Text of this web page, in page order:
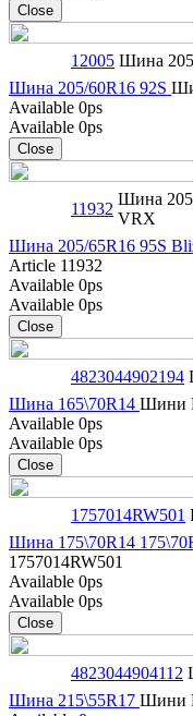
Close
12005 Шина
Шина 205/60R16 92S
Available 0ps
Available 0ps
Close
11932
Шина
VRX
Шина 205/65R16 95S
Article 11932
Available 0ps
Available 0ps
Close
4823044902194
Шина 165\70R14 Шини
Available 0ps
Available 0ps
Close
1757014RW501
Шина 175\70R14
1757014RW501
Available 0ps
Available 0ps
Close
4823044904112
Шина 215\55R17 Шини